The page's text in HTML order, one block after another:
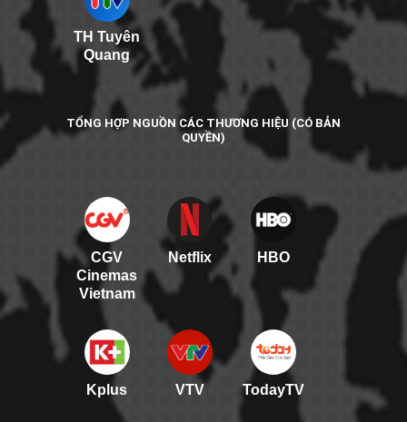
TH Tuyên
Quang
TỔNG HỢP NGUỒN CÁC THƯƠNG HIỆU (CÓ BẢN
QUYỀN)
CGV
Cinemas
Vietnam
Netflix HBO
Kplus VTV TodayTV